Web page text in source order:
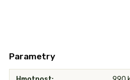
Parametry